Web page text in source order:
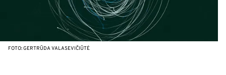
FOTO: GERTRŪDA VALASEVIČIŪTĖ